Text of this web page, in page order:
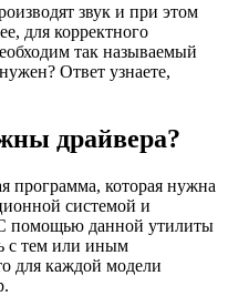
звук и при этом
для корректного
так называемый
Ответ узнаете,
драйвера?
программа, которая нужна
системой и
помощью данной утилиты
с тем или иным
для каждой модели